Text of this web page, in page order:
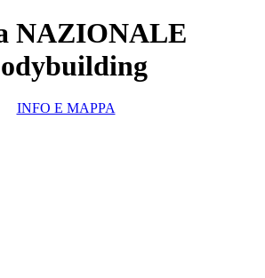
NAZIONALE
INFO E MAPPA